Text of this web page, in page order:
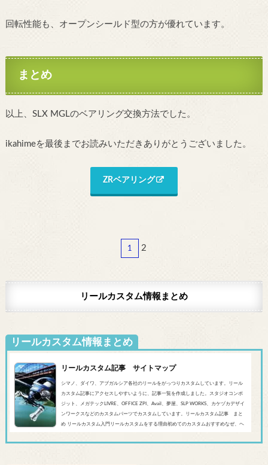
回転性能も、オープンシールド型の方が優れています。
まとめ
以上、SLX MGLのベアリング交換方法でした。
ikahimeを最後までお読みいただきありがとうございました。
ZRベアリング
1 2
リールカスタム情報まとめ
リールカスタム情報まとめ
リールカスタム記事 サイトマップ
シマノ、ダイワ、アブガルシア各社のリールをがっつりカスタムしています。リール
カスタム記事にアクセスしやすいように、記事一覧を作成しました。スタジオコンポ
ジット、メガテックLIVRE、OFFICE ZPI、Avail、夢屋、SLP WORKS、カケヅカデザイ
ンワークスなどのカスタムパーツでカスタムしています。リールカスタム記事 まと
め リールカスタム入門リールカスタムをする理由初めてのカスタムおすすめなぜ、ヘ
スMGL’19スコーピオンMGL&#0...